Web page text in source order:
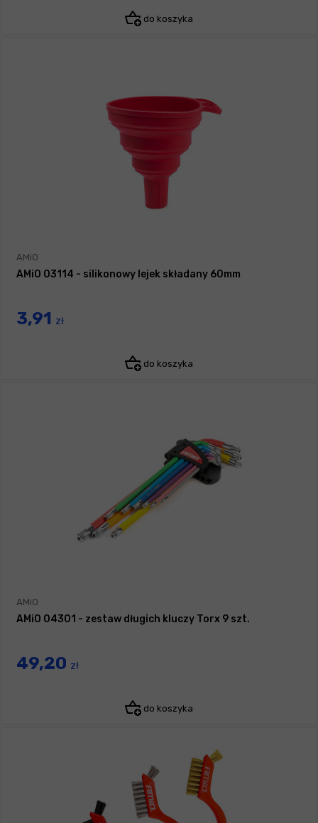
do koszyka
AMiO
AMiO 03114 - silikonowy lejek składany 60mm
3,91 zł
do koszyka
AMiO
AMiO 04301 - zestaw długich kluczy Torx 9 szt.
49,20 zł
do koszyka